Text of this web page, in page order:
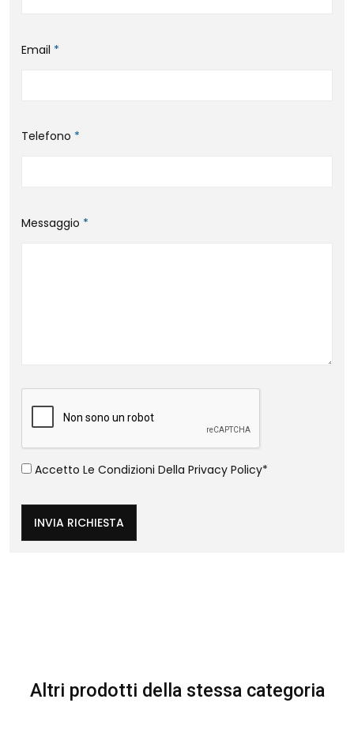
Email *
Telefono *
Messaggio *
Accetto Le Condizioni Della Privacy Policy*
INVIA RICHIESTA
Altri prodotti della stessa categoria